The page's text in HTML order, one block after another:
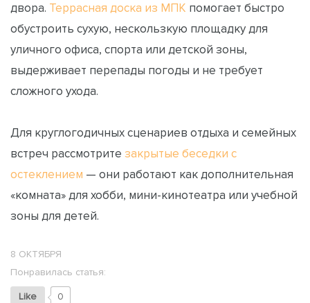
двора. Террасная доска из МПК помогает быстро
обустроить сухую, нескользкую площадку для
уличного офиса, спорта или детской зоны,
выдерживает перепады погоды и не требует
сложного ухода.
Для круглогoдичных сценариев отдыха и семейных
встреч рассмотрите закрытые беседки с
остеклением — они работают как дополнительная
«комната» для хобби, мини-кинотеатра или учебной
зоны для детей.
8 ОКТЯБРЯ
Понравилась статья:
Like 0